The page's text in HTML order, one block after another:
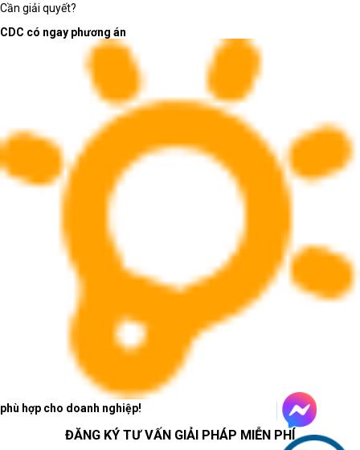
Cần giải quyết?
CDC có ngay phương án
phù hợp cho doanh nghiệp!
ĐĂNG KÝ TƯ VẤN GIẢI PHÁP MIỄN PHÍ